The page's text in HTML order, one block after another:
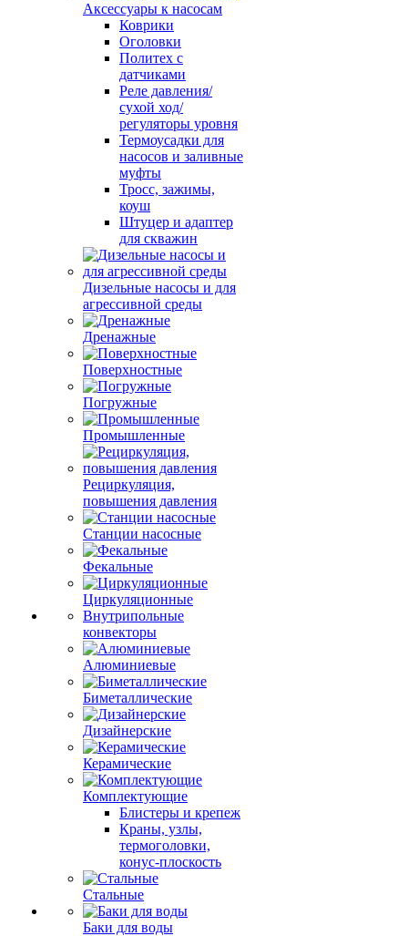
Аксессуары к насосам
Коврики
Оголовки
Политех с
датчиками
Реле давления/
сухой ход/
регуляторы уровня
Термоусадки для
насосов и заливные
муфты
Тросс, зажимы,
коуш
Штуцер и адаптер
для скважин
Дизельные насосы и для
агрессивной среды
Дренажные
Поверхностные
Погружные
Промышленные
Рециркуляция,
повышения давления
Станции насосные
Фекальные
Циркуляционные
Внутрипольные
конвекторы
Алюминиевые
Биметаллические
Дизайнерские
Керамические
Комплектующие
Блистеры и крепеж
Краны, узлы,
термоголовки,
конус-плоскость
Стальные
Баки для воды